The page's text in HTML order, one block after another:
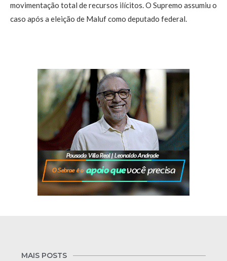
movimentação total de recursos ilícitos. O Supremo assumiu o
caso após a eleição de Maluf como deputado federal.
MAIS POSTS